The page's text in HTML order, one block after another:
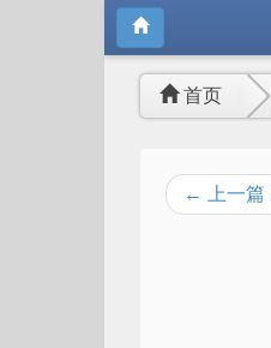
首页
← 上一篇